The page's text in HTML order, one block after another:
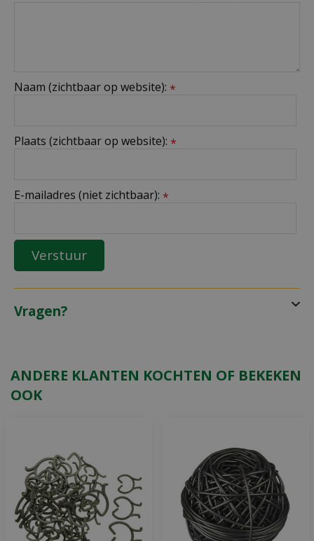
Naam (zichtbaar op website): *
Plaats (zichtbaar op website): *
E-mailadres (niet zichtbaar): *
Vragen?
ANDERE KLANTEN KOCHTEN OF BEKEKEN
OOK